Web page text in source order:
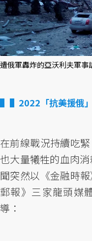
遭俄軍轟炸的亞沃利夫軍事
▌2022「抗美援俄
在前線戰況持續吃
也大量犧牲的血肉
聞突然以《金融時
郵報》三家龍頭媒
導：